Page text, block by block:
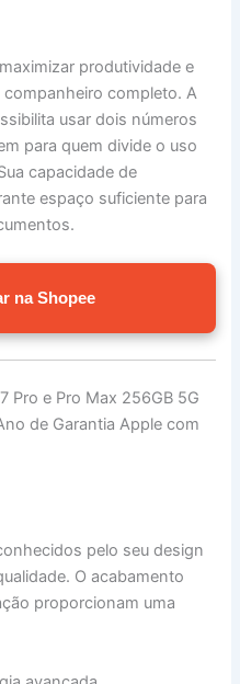
produtividade e
completo. A
usar dois números
para quem divide o uso
capacidade de
espaço suficiente para
na Shopee
Pro e Pro Max 256GB 5G
de Garantia Apple com
pelo seu design
O acabamento
proporcionam uma